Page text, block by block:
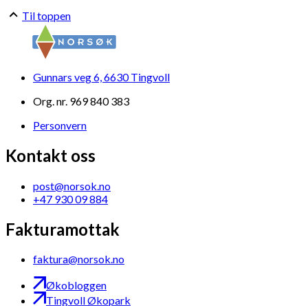
Til toppen
Gunnars veg 6, 6630 Tingvoll
Org. nr. 969 840 383
Personvern
Kontakt oss
post@norsok.no
+47 930 09 884
Fakturamottak
faktura@norsok.no
Økobloggen
Tingvoll Økopark